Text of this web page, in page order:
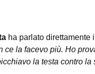
ha parlato direttamente
la facevo più. Ho
la testa contro la